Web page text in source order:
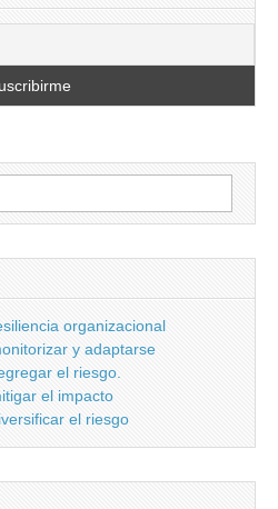
organizacional
y adaptarse
el riesgo.
el impacto
el riesgo